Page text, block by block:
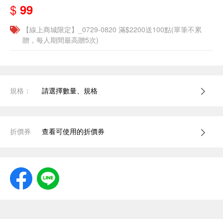
$ 99
【線上商城限定】_0729-0820 滿$2200送100點(單筆不累
贈，每人期間最高贈5次)
規格： 請選擇數量、規格
折價券 查看可使用的折價券